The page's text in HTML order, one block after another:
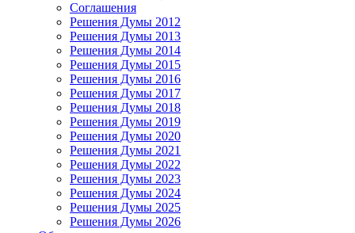
Соглашения
Решения Думы 2012
Решения Думы 2013
Решения Думы 2014
Решения Думы 2015
Решения Думы 2016
Решения Думы 2017
Решения Думы 2018
Решения Думы 2019
Решения Думы 2020
Решения Думы 2021
Решения Думы 2022
Решения Думы 2023
Решения Думы 2024
Решения Думы 2025
Решения Думы 2026